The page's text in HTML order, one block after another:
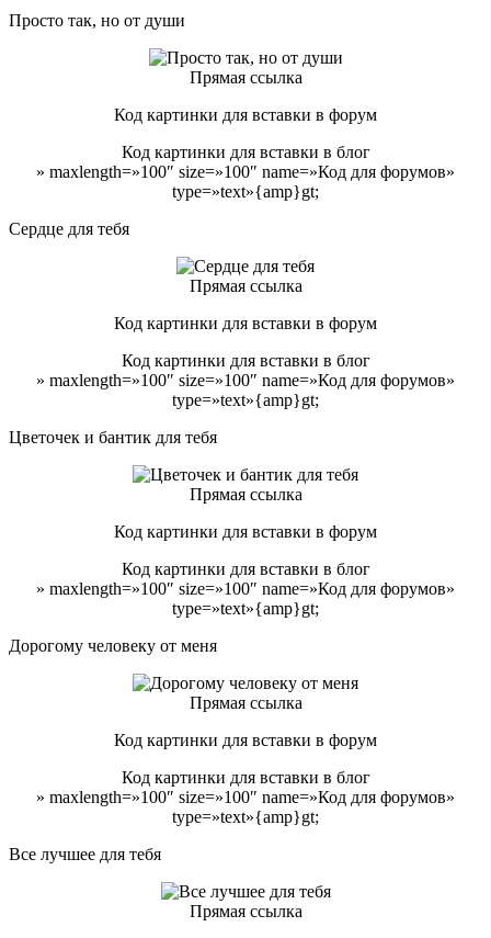
Просто так, но от души
Прямая ссылка
Код картинки для вставки в форум
Код картинки для вставки в блог
» maxlength=»100″ size=»100″ name=»Код для форумов»
type=»text»{amp}gt;
Сердце для тебя
Прямая ссылка
Код картинки для вставки в форум
Код картинки для вставки в блог
» maxlength=»100″ size=»100″ name=»Код для форумов»
type=»text»{amp}gt;
Цветочек и бантик для тебя
Прямая ссылка
Код картинки для вставки в форум
Код картинки для вставки в блог
» maxlength=»100″ size=»100″ name=»Код для форумов»
type=»text»{amp}gt;
Дорогому человеку от меня
Прямая ссылка
Код картинки для вставки в форум
Код картинки для вставки в блог
» maxlength=»100″ size=»100″ name=»Код для форумов»
type=»text»{amp}gt;
Все лучшее для тебя
Прямая ссылка